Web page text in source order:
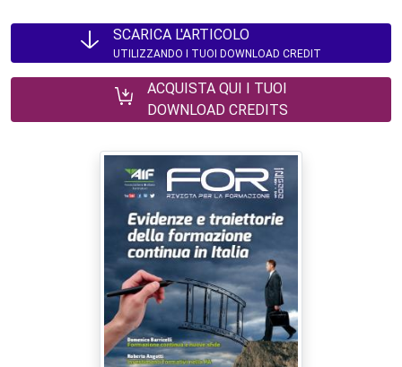
SCARICA L'ARTICOLO
UTILIZZANDO I TUOI DOWNLOAD CREDIT
ACQUISTA QUI I TUOI
DOWNLOAD CREDITS